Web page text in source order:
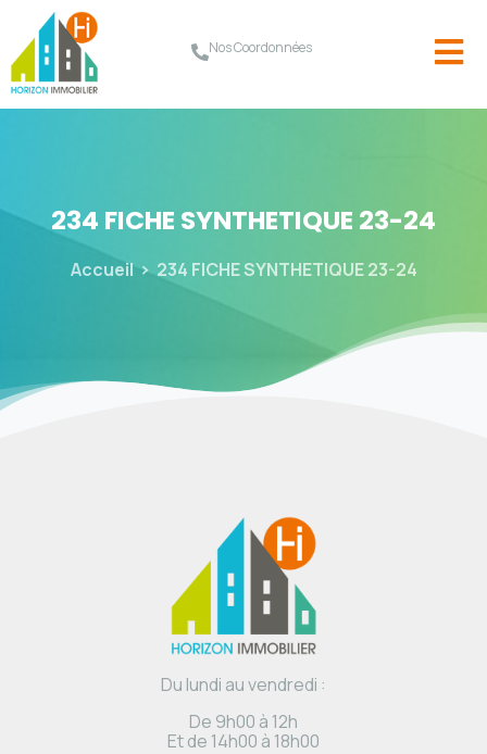
Nos Coordonnées
234 FICHE SYNTHETIQUE 23-24
Accueil 234 FICHE SYNTHETIQUE 23-24
Du lundi au vendredi :
De 9h00 à 12h
Et de 14h00 à 18h00